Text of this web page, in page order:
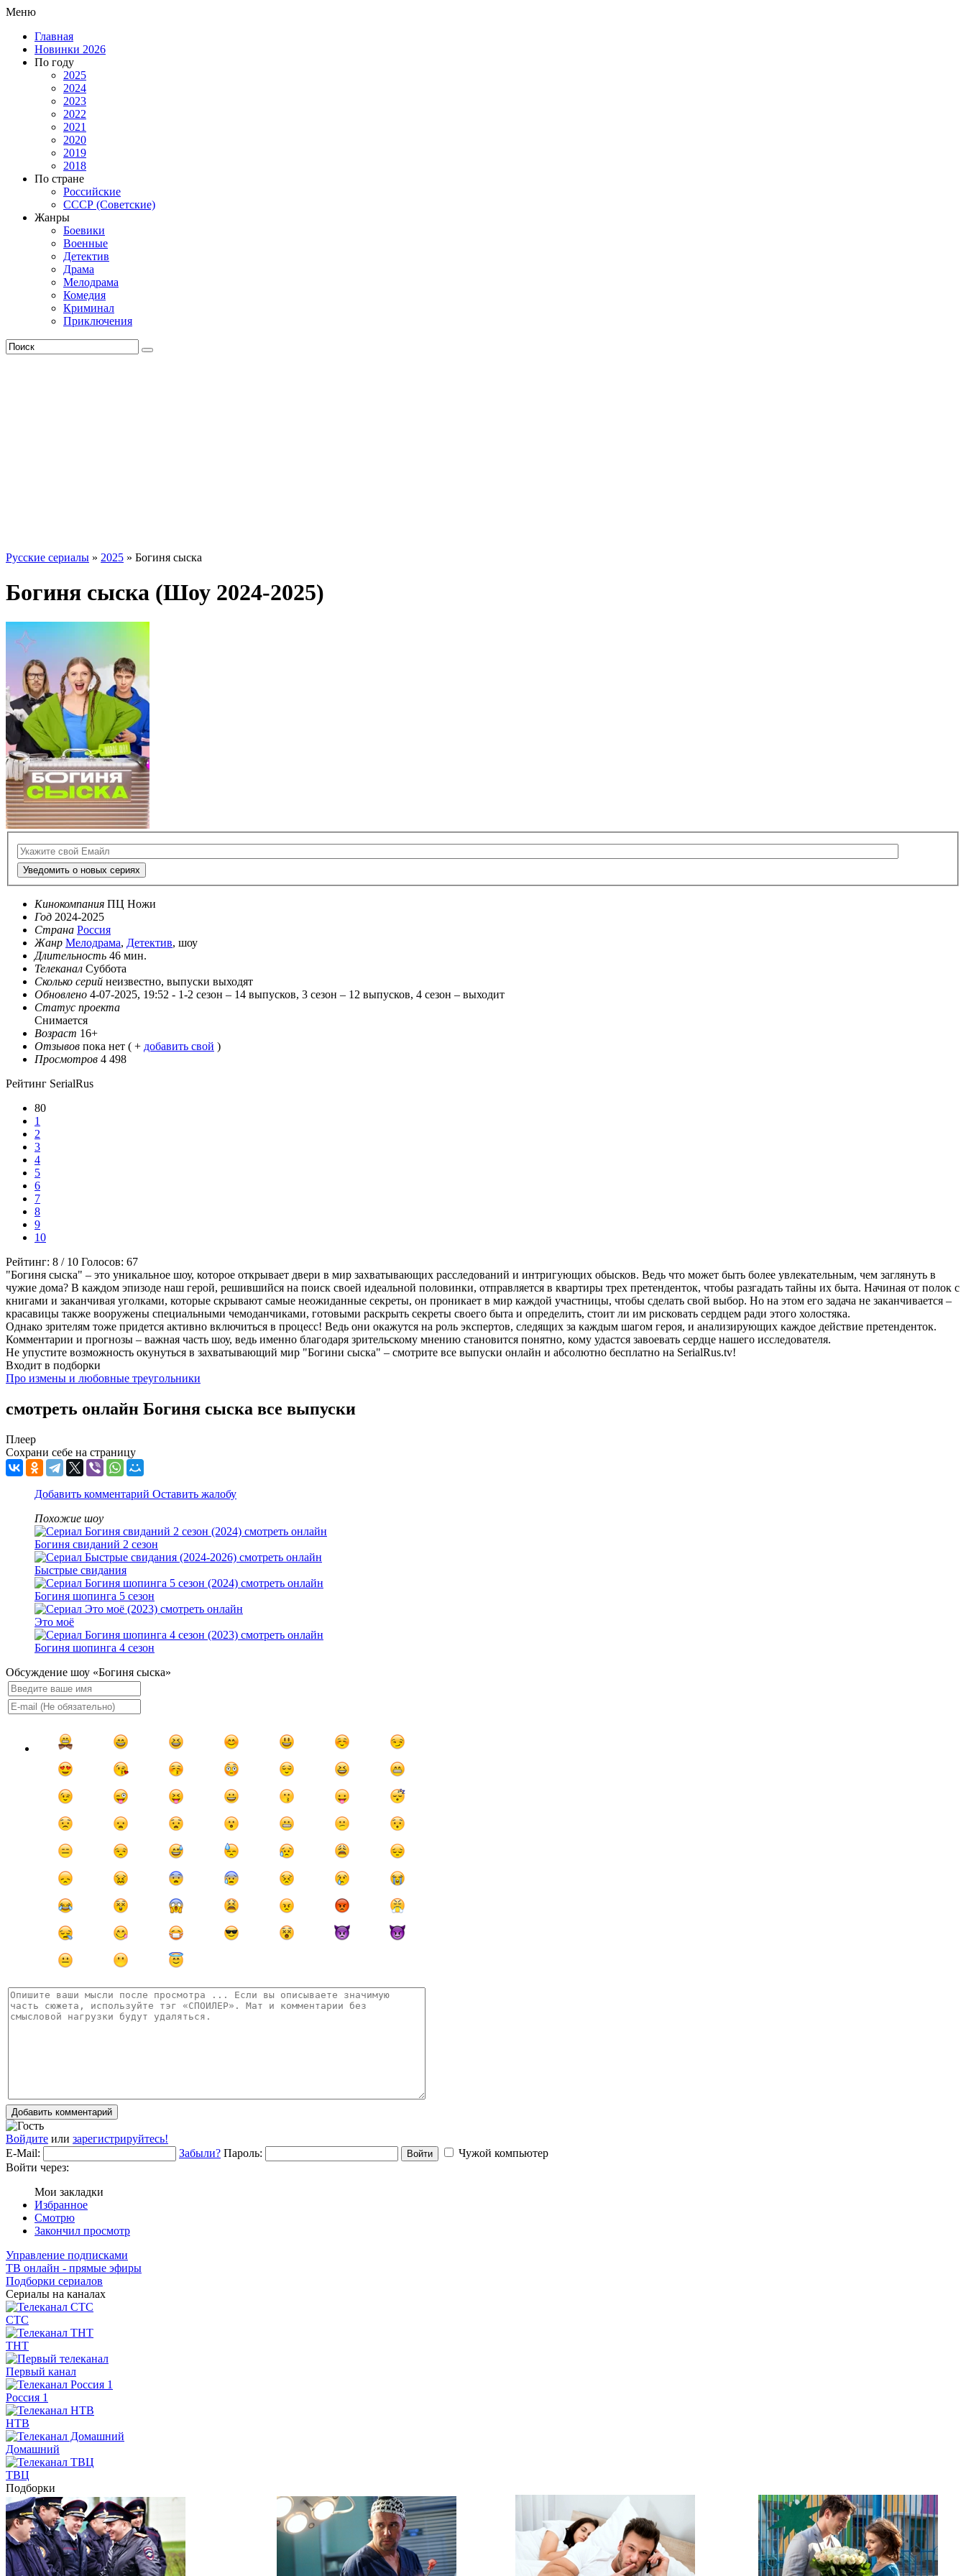
Меню
Главная
Новинки 2026
По году
2025
2024
2023
2022
2021
2020
2019
2018
По стране
Российские
СССР (Советские)
Жанры
Боевики
Военные
Детектив
Драма
Мелодрама
Комедия
Криминал
Приключения
Русские сериалы » 2025 » Богиня сыска
Богиня сыска (Шоу 2024-2025)
Уведомить о новых сериях
Кинокомпания ПЦ Ножи
Год 2024-2025
Страна Россия
Жанр Мелодрама, Детектив, шоу
Длительность 46 мин.
Телеканал Суббота
Сколько серий неизвестно, выпуски выходят
Обновлено 4-07-2025, 19:52 - 1-2 сезон – 14 выпусков, 3 сезон – 12 выпусков, 4 сезон – выходит
Статус проекта
Снимается
Возраст 16+
Отзывов пока нет ( + добавить свой )
Просмотров 4 498
Рейтинг SerialRus
80
1
2
3
4
5
6
7
8
9
10
Рейтинг: 8 / 10 Голосов: 67
"Богиня сыска" – это уникальное шоу, которое открывает двери в мир захватывающих расследований и интригующих обысков. Ведь что может быть более увлекательным, чем заглянуть в
чужие дома? В каждом эпизоде наш герой, решившийся на поиск своей идеальной половинки, отправляется в квартиры трех претенденток, чтобы разгадать тайны их быта. Начиная от полок с
книгами и заканчивая уголками, которые скрывают самые неожиданные секреты, он проникает в мир каждой участницы, чтобы сделать свой выбор. Но на этом его задача не заканчивается –
красавицы также вооружены специальными чемоданчиками, готовыми раскрыть секреты своего быта и определить, стоит ли им рисковать сердцем ради этого холостяка.
Однако зрителям тоже придется активно включиться в процесс! Ведь они окажутся на роль экспертов, следящих за каждым шагом героя, и анализирующих каждое действие претенденток.
Комментарии и прогнозы – важная часть шоу, ведь именно благодаря зрительскому мнению становится понятно, кому удастся завоевать сердце нашего исследователя.
Не упустите возможность окунуться в захватывающий мир "Богини сыска" – смотрите все выпуски онлайн и абсолютно бесплатно на SerialRus.tv!
Входит в подборки
Про измены и любовные треугольники
смотреть онлайн Богиня сыска все выпуски
Плеер
Сохрани себе на страницу
Добавить комментарий Оставить жалобу
Похожие шоу
Богиня свиданий 2 сезон
Быстрые свидания
Богиня шопинга 5 сезон
Это моё
Богиня шопинга 4 сезон
Обсуждение шоу «Богиня сыска»
Добавить комментарий
Войдите или зарегистрируйтесь!
E-Mail:
Забыли? Пароль: Войти
Чужой компьютер
Войти через:
Мои закладки
Избранное
Смотрю
Закончил просмотр
Управление подписками
ТВ онлайн - прямые эфиры
Подборки сериалов
Сериалы на каналах
СТС
ТНТ
Первый канал
Россия 1
НТВ
Домашний
ТВЦ
Подборки